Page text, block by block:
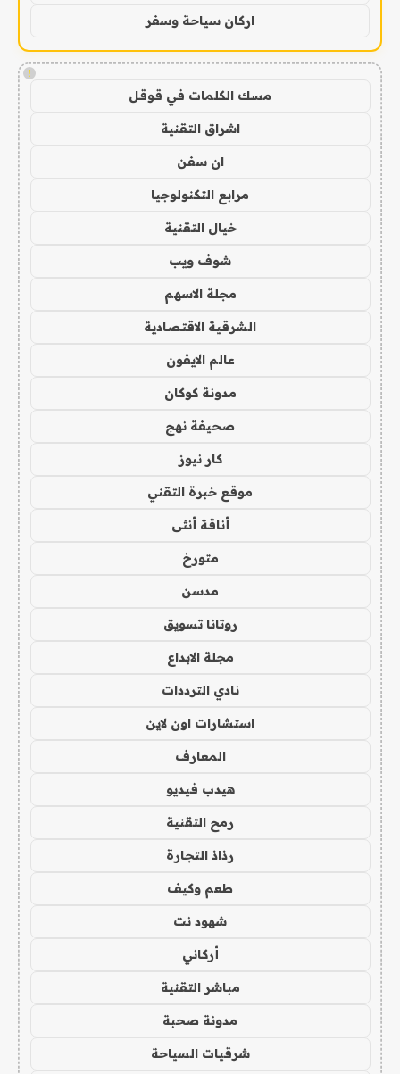
اركان سياحة وسفر
!
مسك الكلمات في قوقل
اشراق التقنية
ان سفن
مرابع التكنولوجيا
خيال التقنية
شوف ويب
مجلة الاسهم
الشرقية الاقتصادية
عالم الايفون
مدونة كوكان
صحيفة نهج
كار نيوز
موقع خبرة التقني
أناقة أنثى
متورخ
مدسن
روتانا تسويق
مجلة الابداع
نادي الترددات
استشارات اون لاين
المعارف
هيدب فيديو
رمح التقنية
رذاذ التجارة
طعم وكيف
شهود نت
أركاني
مباشر التقنية
مدونة صحبة
شرقيات السياحة